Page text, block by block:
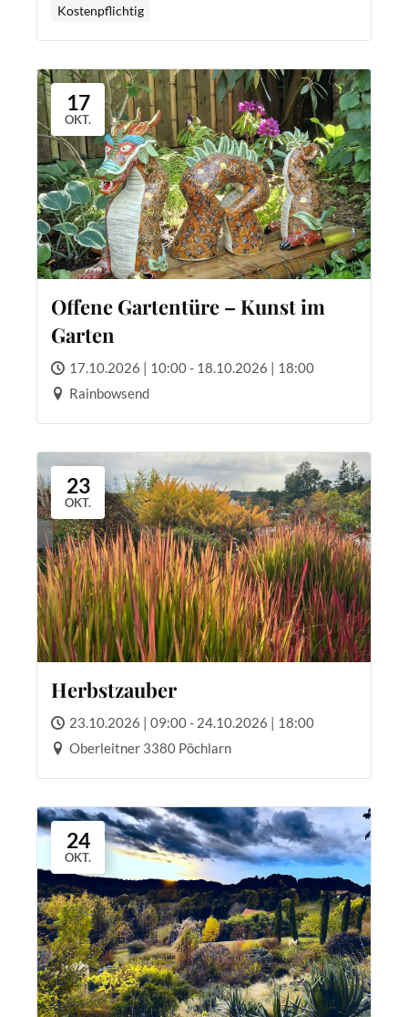
Kostenpflichtig
17
OKT.
Offene Gartentüre – Kunst im
Garten
17.10.2026 | 10:00 - 18.10.2026 | 18:00
Rainbowsend
23
OKT.
Herbstzauber
23.10.2026 | 09:00 - 24.10.2026 | 18:00
Oberleitner 3380 Pöchlarn
24
OKT.